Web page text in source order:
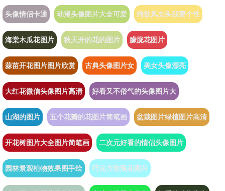
头像情侣卡通 动漫头像图片大全可爱 纯欲风女头我要个性
海棠木瓜花图片 秋天开的花的图片 朦胧花图片
蒜苗开花图片图片欣赏 古典头像图片女 美女头像漂亮
大红花微信头像图片高清 好看又不俗气的头像图片大
山湖的图片 五个花瓣的花图片简笔画 盆栽图片绿植图片高清
开花树图片大全图片简笔画 二次元好看的情侣头像图片
园林景观植物效果图手绘 巧克力玫瑰花图片